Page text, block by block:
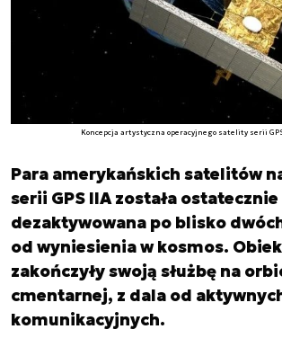
Koncepcja artystyczna operacyjnego satelity serii
Para amerykańskich satelitów
serii GPS IIA została ostatecznie
dezaktywowana po blisko
od wyniesienia w kosmos.
zakończyły swoją służbę na
cmentarnej, z dala od
komunikacyjnych.